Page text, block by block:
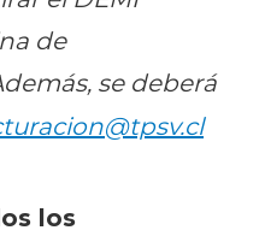
de
se deberá
los